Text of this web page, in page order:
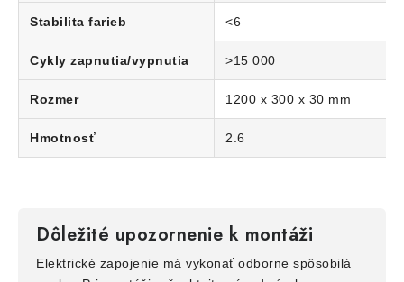
Stabilita farieb <6
Cykly zapnutia/vypnutia >15 000
Rozmer 1200 x 300 x 30 mm
Hmotnosť 2.6
Dôležité upozornenie k montáži
Elektrické zapojenie má vykonať odborne spôsobilá